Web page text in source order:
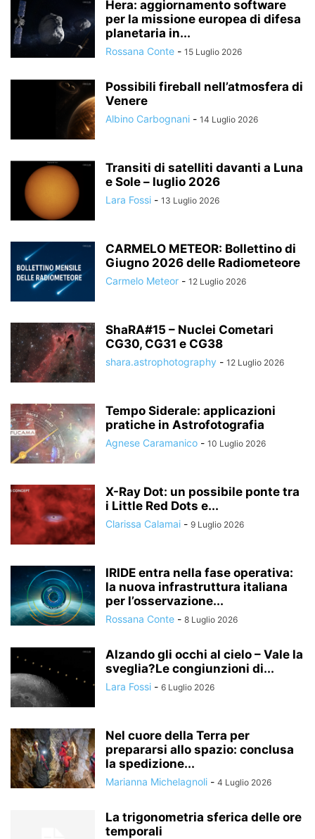
Hera: aggiornamento software
per la missione europea di difesa
planetaria in...
Rossana Conte - 15 Luglio 2026
Possibili fireball nell’atmosfera di
Venere
Albino Carbognani - 14 Luglio 2026
Transiti di satelliti davanti a Luna
e Sole – luglio 2026
Lara Fossi - 13 Luglio 2026
CARMELO METEOR: Bollettino di
Giugno 2026 delle Radiometeore
Carmelo Meteor - 12 Luglio 2026
ShaRA#15 – Nuclei Cometari
CG30, CG31 e CG38
shara.astrophotography - 12 Luglio 2026
Tempo Siderale: applicazioni
pratiche in Astrofotografia
Agnese Caramanico - 10 Luglio 2026
X-Ray Dot: un possibile ponte tra
i Little Red Dots e...
Clarissa Calamai - 9 Luglio 2026
IRIDE entra nella fase operativa:
la nuova infrastruttura italiana
per l’osservazione...
Rossana Conte - 8 Luglio 2026
Alzando gli occhi al cielo – Vale la
sveglia?Le congiunzioni di...
Lara Fossi - 6 Luglio 2026
Nel cuore della Terra per
prepararsi allo spazio: conclusa
la spedizione...
Marianna Michelagnoli - 4 Luglio 2026
La trigonometria sferica delle ore
temporali